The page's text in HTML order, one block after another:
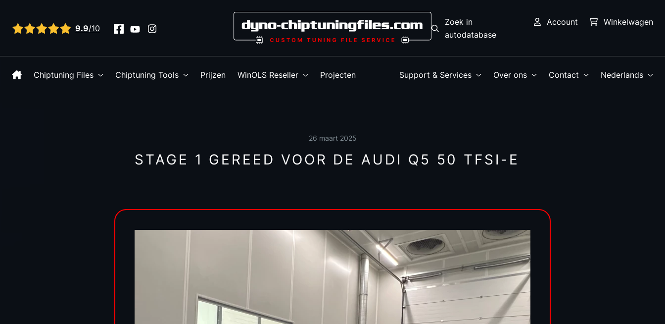
Bekijk alle reviews9.9/10
Zoek in
autodatabase
Account Winkelwagen
Chiptuning Files Chiptuning Tools Prijzen WinOLS Reseller Projecten Support & Services Over ons Contact Nederlands
26 maart 2025
STAGE 1 GEREED VOOR DE AUDI Q5 50 TFSI-E